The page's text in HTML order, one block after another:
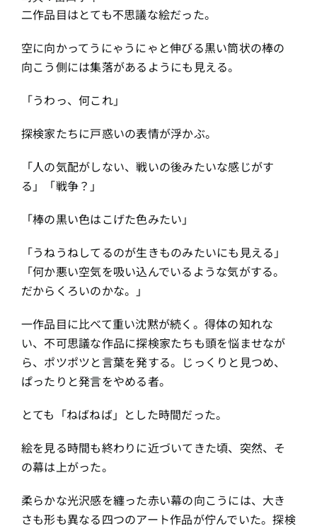
二作品目はとても不思議な絵だった。
空に向かってうにゃうにゃと伸びる黒い筒状の棒の
向こう側には集落があるようにも見える。
「うわっ、何これ」
探検家たちに戸惑いの表情が浮かぶ。
「人の気配がしない、戦いの後みたいな感じがす
る」「戦争？」
「棒の黒い色はこげた色みたい」
「うねうねしてるのが生きものみたいにも見える」
「何か悪い空気を吸い込んでいるような気がする。
だからくろいのかな。」
一作品目に比べて重い沈黙が続く。得体の知れな
い、不可思議な作品に探検家たちも頭を悩ませなが
ら、ポツポツと言葉を発する。じっくりと見つめ、
ぱったりと発言をやめる者。
とても「ねばねば」とした時間だった。
絵を見る時間も終わりに近づいてきた頃、突然、そ
の幕は上がった。
柔らかな光沢感を纏った赤い幕の向こうには、大き
さも形も異なる四つのアート作品が佇んでいた。探検